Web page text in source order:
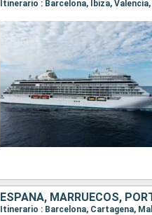
ESPAÑA, MARRUECOS,
Itinerario : Barcelona, Cartagena,